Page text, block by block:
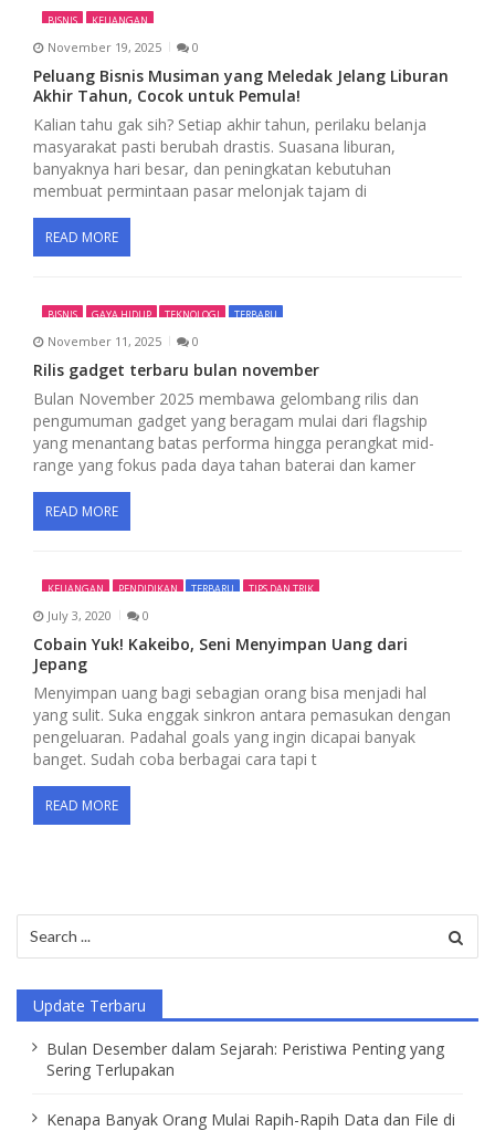
g
a
t
i
o
n
BISNIS KEUANGAN
November 19, 2025 0
Peluang Bisnis Musiman yang Meledak Jelang Liburan
Akhir Tahun, Cocok untuk Pemula!
Kalian tahu gak sih? Setiap akhir tahun, perilaku belanja
masyarakat pasti berubah drastis. Suasana liburan,
banyaknya hari besar, dan peningkatan kebutuhan
membuat permintaan pasar melonjak tajam di
READ MORE
BISNIS GAYA HIDUP TEKNOLOGI TERBARU
November 11, 2025 0
Rilis gadget terbaru bulan november
Bulan November 2025 membawa gelombang rilis dan
pengumuman gadget yang beragam mulai dari flagship
yang menantang batas performa hingga perangkat mid-
range yang fokus pada daya tahan baterai dan kamer
READ MORE
KEUANGAN PENDIDIKAN TERBARU TIPS DAN TRIK
July 3, 2020 0
Cobain Yuk! Kakeibo, Seni Menyimpan Uang dari
Jepang
Menyimpan uang bagi sebagian orang bisa menjadi hal
yang sulit. Suka enggak sinkron antara pemasukan dengan
pengeluaran. Padahal goals yang ingin dicapai banyak
banget. Sudah coba berbagai cara tapi t
READ MORE
for:
Update Terbaru
Bulan Desember dalam Sejarah: Peristiwa Penting yang
Sering Terlupakan
Kenapa Banyak Orang Mulai Rapih-Rapih Data dan File di